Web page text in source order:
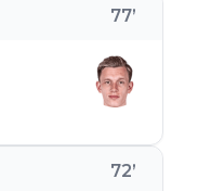
72’
77’